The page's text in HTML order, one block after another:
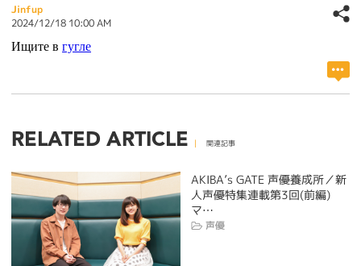
Jinfup
2024/12/18 10:00 AM
Ищите в гугле
RELATED ARTICLE 関連記事
AKIBA’s GATE 声優養成所／新
人声優特集連載第3回(前編)
マ…
声優